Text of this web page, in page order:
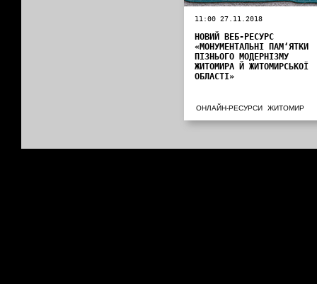
11:00 27.11.2018
НОВИЙ ВЕБ-РЕСУРС
«МОНУМЕНТАЛЬНІ ПАМ‘ЯТКИ
ПІЗНЬОГО МОДЕРНІЗМУ
ЖИТОМИРА Й ЖИТОМИРСЬКОЇ
ОБЛАСТІ»
ОНЛАЙН-РЕСУРСИ ЖИТОМИР